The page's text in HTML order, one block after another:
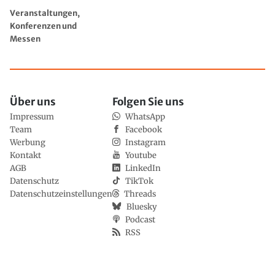
Veranstaltungen,
Konferenzen und
Messen
Über uns
Impressum
Team
Werbung
Kontakt
AGB
Datenschutz
Datenschutzeinstellungen
Folgen Sie uns
WhatsApp
Facebook
Instagram
Youtube
LinkedIn
TikTok
Threads
Bluesky
Podcast
RSS